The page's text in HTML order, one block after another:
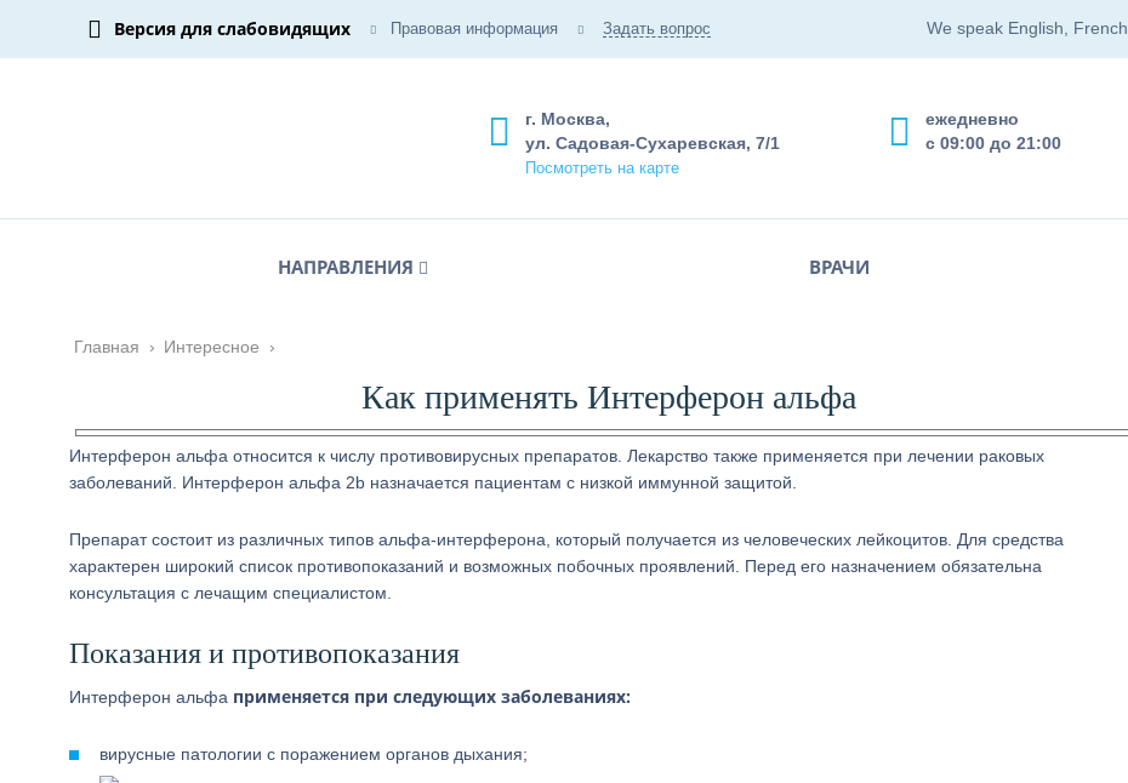
Версия для слабовидящих Правовая информация Задать вопрос We speak English, French
ежедневно
с 09:00 до 21:00
г. Москва,
ул. Садовая-Сухаревская, 7/1
Посмотреть на карте
НАПРАВЛЕНИЯ ВРАЧИ
Главная › Интересное ›
Как применять Интерферон альфа
Интерферон альфа относится к числу противовирусных препаратов. Лекарство также применяется при лечении раковых
заболеваний. Интерферон альфа 2b назначается пациентам с низкой иммунной защитой.
Препарат состоит из различных типов альфа-интерферона, который получается из человеческих лейкоцитов. Для средства
характерен широкий список противопоказаний и возможных побочных проявлений. Перед его назначением обязательна
консультация с лечащим специалистом.
Показания и противопоказания
Интерферон альфа применяется при следующих заболеваниях:
вирусные патологии с поражением органов дыхания;